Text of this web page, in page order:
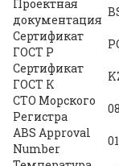
Проектная
документация
Сертификат
ГОСТ Р
Сертификат
ГОСТ К
СТО Морского
Регистра
ABS Approval
Number